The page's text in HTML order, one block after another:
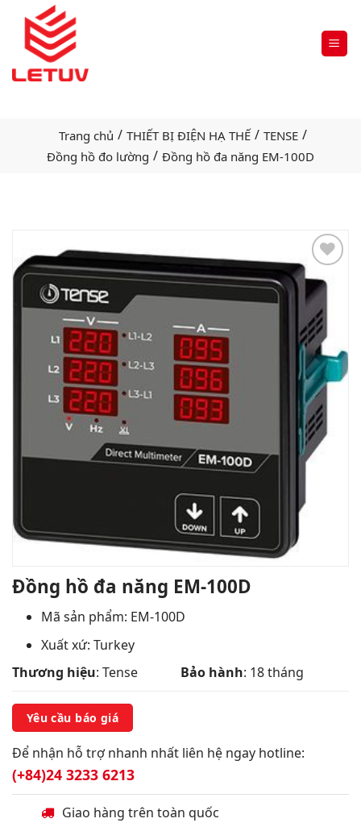
Trang chủ / THIẾT BỊ ĐIỆN HẠ THẾ / TENSE /
Đồng hồ đo lường / Đồng hồ đa năng EM-100D
Add
to
wishlist
Đồng hồ đa năng EM-100D
Mã sản phẩm: EM-100D
Xuất xứ: Turkey
Thương hiệu: Tense Bảo hành: 18 tháng
Yêu cầu báo giá
Để nhận hỗ trợ nhanh nhất liên hệ ngay hotline:
(+84)24 3233 6213
Giao hàng trên toàn quốc